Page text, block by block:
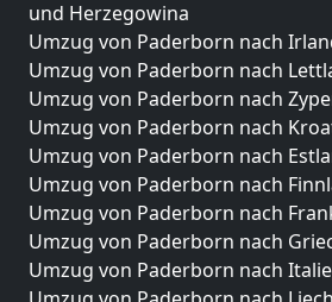
und Herzegowina
Umzug von Paderborn nach
Umzug von Paderborn nach
Umzug von Paderborn nach
Umzug von Paderborn nach
Umzug von Paderborn nach
Umzug von Paderborn nach
Umzug von Paderborn nach
Umzug von Paderborn nach
Umzug von Paderborn nach